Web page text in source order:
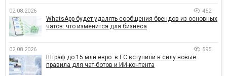
02.08.2026 452
WhatsApp будет удалять сообщения брендов из основных
чатов: что изменится для бизнеса
02.08.2026 595
Штраф до 15 млн евро: в ЕС вступили в силу новые
правила для чат-ботов и ИИ-контента